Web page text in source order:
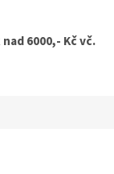
6000,- Kč vč.